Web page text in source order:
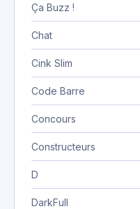
Ça Buzz !
Chat
Cink Slim
Code Barre
Concours
Constructeurs
D
DarkFull